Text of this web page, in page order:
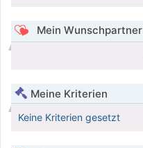
Mein Wunschpartner
Meine Kriterien
Keine Kriterien gesetzt